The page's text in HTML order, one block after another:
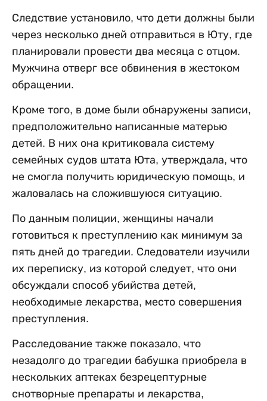
Следствие установило, что дети должны были
через несколько дней отправиться в Юту, где
планировали провести два месяца с отцом.
Мужчина отверг все обвинения в жестоком
обращении.
Кроме того, в доме были обнаружены записи,
предположительно написанные матерью
детей. В них она критиковала систему
семейных судов штата Юта, утверждала, что
не смогла получить юридическую помощь, и
жаловалась на сложившуюся ситуацию.
По данным полиции, женщины начали
готовиться к преступлению как минимум за
пять дней до трагедии. Следователи изучили
их переписку, из которой следует, что они
обсуждали способ убийства детей,
необходимые лекарства, место совершения
преступления.
Расследование также показало, что
незадолго до трагедии бабушка приобрела в
нескольких аптеках безрецептурные
снотворные препараты и лекарства,